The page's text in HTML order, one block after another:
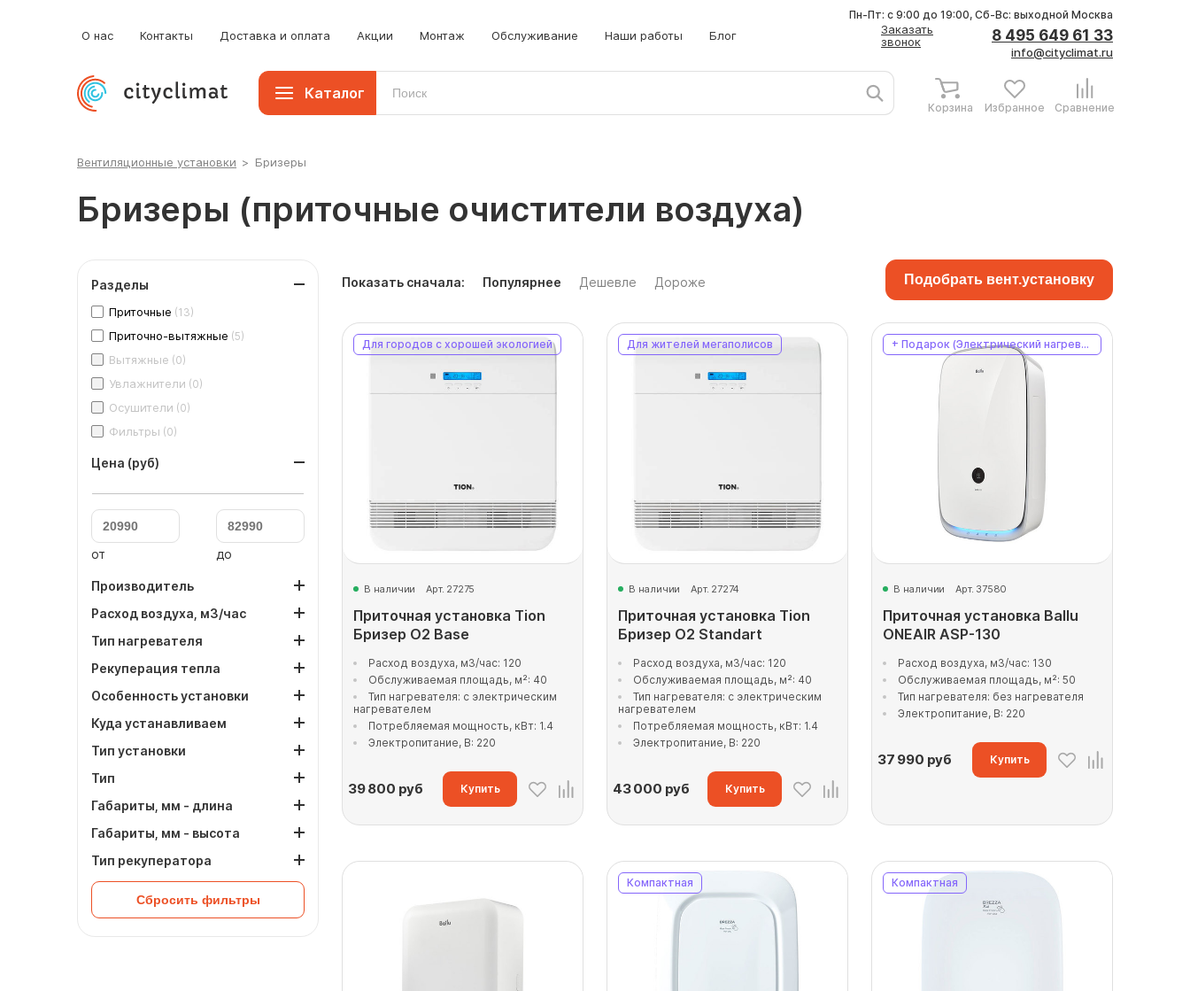
О нас Контакты Доставка и оплата Акции Монтаж Обслуживание Наши работы Блог
Заказать
звонок
8 495 649 61 33
info@cityclimat.ru
Пн-Пт: с 9:00 до 19:00, Сб-Вс: выходной Москва
Каталог
Корзина Избранное Сравнение
Вентиляционные установки > Бризеры
Бризеры (приточные очистители воздуха)
Разделы
Приточные (13)
Приточно-вытяжные (5)
Вытяжные (0)
Увлажнители (0)
Осушители (0)
Фильтры (0)
Цена (руб)
от до
Производитель
Расход воздуха, м3/час
Тип нагревателя
Рекуперация тепла
Особенность установки
Куда устанавливаем
Тип установки
Тип
Габариты, мм - длина
Габариты, мм - высота
Тип рекуператора
Сбросить фильтры
Показать сначала: Популярнее Дешевле Дороже Подобрать вент.установку
Для городов с хорошей экологией
В наличии Арт. 27275
Приточная установка Tion
Бризер O2 Base
Расход воздуха, м3/час: 120
Обслуживаемая площадь, м²: 40
Тип нагревателя: с электрическим
нагревателем
Потребляемая мощность, кВт: 1.4
Электропитание, В: 220
39 800 руб Купить
Для жителей мегаполисов
В наличии Арт. 27274
Приточная установка Tion
Бризер O2 Standart
Расход воздуха, м3/час: 120
Обслуживаемая площадь, м²: 40
Тип нагревателя: с электрическим
нагревателем
Потребляемая мощность, кВт: 1.4
Электропитание, В: 220
43 000 руб Купить
+ Подарок (Электрический нагреватель)
В наличии Арт. 37580
Приточная установка Ballu
ONEAIR ASP-130
Расход воздуха, м3/час: 130
Обслуживаемая площадь, м²: 50
Тип нагревателя: без нагревателя
Электропитание, В: 220
37 990 руб Купить
Компактная Компактная